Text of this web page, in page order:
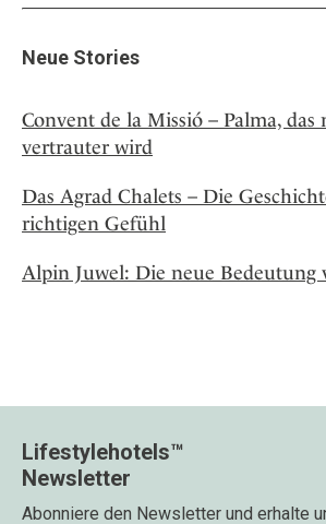
Neue Stories
Convent de la Missió – Palma, das
vertrauter wird
Das Agrad Chalets – Die
richtigen Gefühl
Alpin Juwel: Die neue Bedeutung
Lifestylehotels™
Newsletter
Abonniere den Newsletter und erhalte